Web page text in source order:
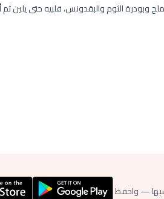
الثوم والبقدونس، قلبيه حتى يلين
— واحفظ